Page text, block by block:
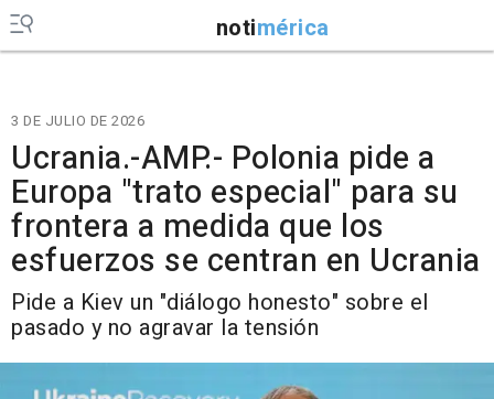
notimérica
3 DE JULIO DE 2026
Ucrania.-AMP.- Polonia pide a
Europa "trato especial" para su
frontera a medida que los
esfuerzos se centran en Ucrania
Pide a Kiev un "diálogo honesto" sobre el
pasado y no agravar la tensión